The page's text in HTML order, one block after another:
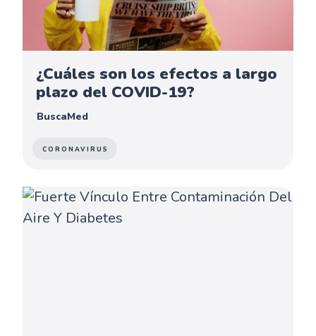
¿Cuáles son los efectos a largo
plazo del COVID-19?
BuscaMed
CORONAVIRUS